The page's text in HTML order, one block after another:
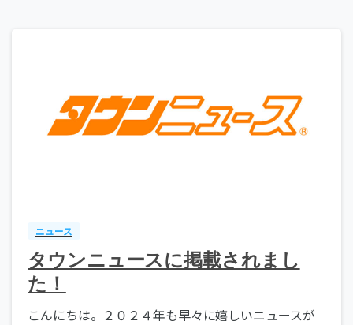
ニュース
タウンニュースに掲載されまし
た！
こんにちは。２０２４年も早々に嬉しいニュースが